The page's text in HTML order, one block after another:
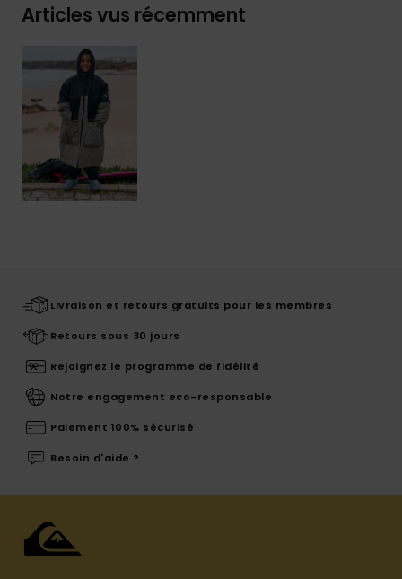
Articles vus récemment
Livraison et retours gratuits pour les membres
Retours sous 30 jours
Rejoignez le programme de fidélité
Notre engagement eco-responsable
Paiement 100% sécurisé
Besoin d'aide ?